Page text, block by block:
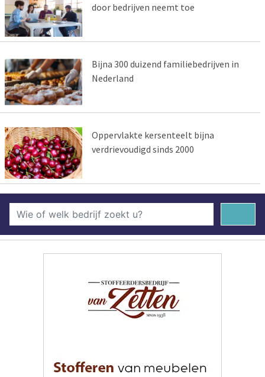
door bedrijven neemt toe
Bijna 300 duizend familiebedrijven in
Nederland
Oppervlakte kersenteelt bijna
verdrievoudigd sinds 2000